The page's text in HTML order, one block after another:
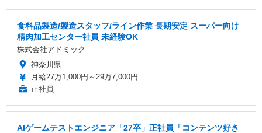
食料品製造/製造スタッフ/ライン作業 長期安定 スーパー向け
精肉加工センター社員 未経験OK
株式会社アドミック
神奈川県
月給27万1,000円～29万7,000円
正社員
AIゲームテストエンジニア「27卒」正社員「コンテンツ好き